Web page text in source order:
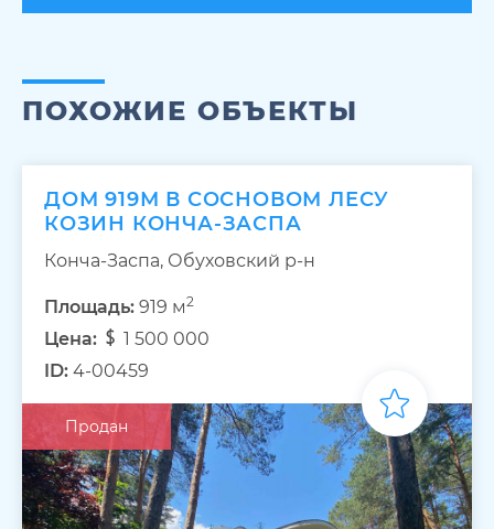
ПОХОЖИЕ ОБЪЕКТЫ
ДОМ 919М В СОСНОВОМ ЛЕСУ
КОЗИН КОНЧА-ЗАСПА
Конча-Заспа, Обуховский р-н
Площадь: 919 м2
Цена:
1 500 000
ID: 4-00459
Продан